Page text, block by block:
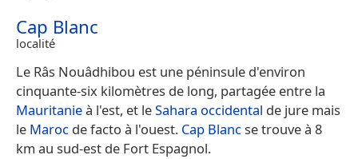
Cap Blanc
localité
Le Râs Nouâdhibou est une péninsule d'environ
cinquante-six kilomètres de long, partagée entre la
Mauritanieà l'est, et leSahara occidental de jure mais
le Maroc de facto à l'ouest. Cap Blancse trouve à 8
km au sud-est de Fort Espagnol.